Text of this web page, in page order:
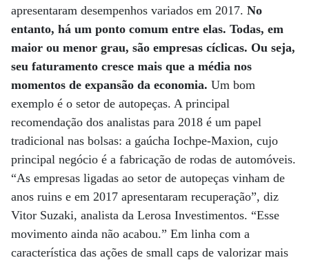
apresentaram desempenhos variados em 2017. No
entanto, há um ponto comum entre elas. Todas, em
maior ou menor grau, são empresas cíclicas. Ou seja,
seu faturamento cresce mais que a média nos
momentos de expansão da economia. Um bom
exemplo é o setor de autopeças. A principal
recomendação dos analistas para 2018 é um papel
tradicional nas bolsas: a gaúcha Iochpe-Maxion, cujo
principal negócio é a fabricação de rodas de automóveis.
“As empresas ligadas ao setor de autopeças vinham de
anos ruins e em 2017 apresentaram recuperação”, diz
Vitor Suzaki, analista da Lerosa Investimentos. “Esse
movimento ainda não acabou.” Em linha com a
característica das ações de small caps de valorizar mais